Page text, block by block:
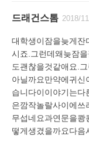
드래건스톰 2018/
대학생이잠을늦게
시죠.그런데왜늦잠
도괜찮을것같애요.
아닐까요만약에귀
습니다이이야기는다
은깜작놀랄사이에쓰
무섭네요과연문을
떻게생겼을까요다음